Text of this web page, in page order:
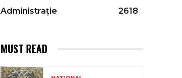
Administrație
2618
MUST READ